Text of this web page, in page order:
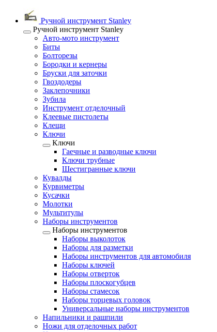
Ручной инструмент Stanley
Ручной инструмент Stanley
Авто-мото инструмент
Биты
Болторезы
Бородки и кернеры
Бруски для заточки
Гвоздодеры
Заклепочники
Зубила
Инструмент отделочный
Клеевые пистолеты
Клещи
Ключи
Ключи
Гаечные и разводные ключи
Ключи трубные
Шестигранные ключи
Кувалды
Курвиметры
Кусачки
Молотки
Мультитулы
Наборы инструментов
Наборы инструментов
Наборы выколоток
Наборы для разметки
Наборы инструментов для автомобиля
Наборы ключей
Наборы отверток
Наборы плоскогубцев
Наборы стамесок
Наборы торцевых головок
Универсальные наборы инструментов
Напильники и рашпили
Ножи для отделочных работ